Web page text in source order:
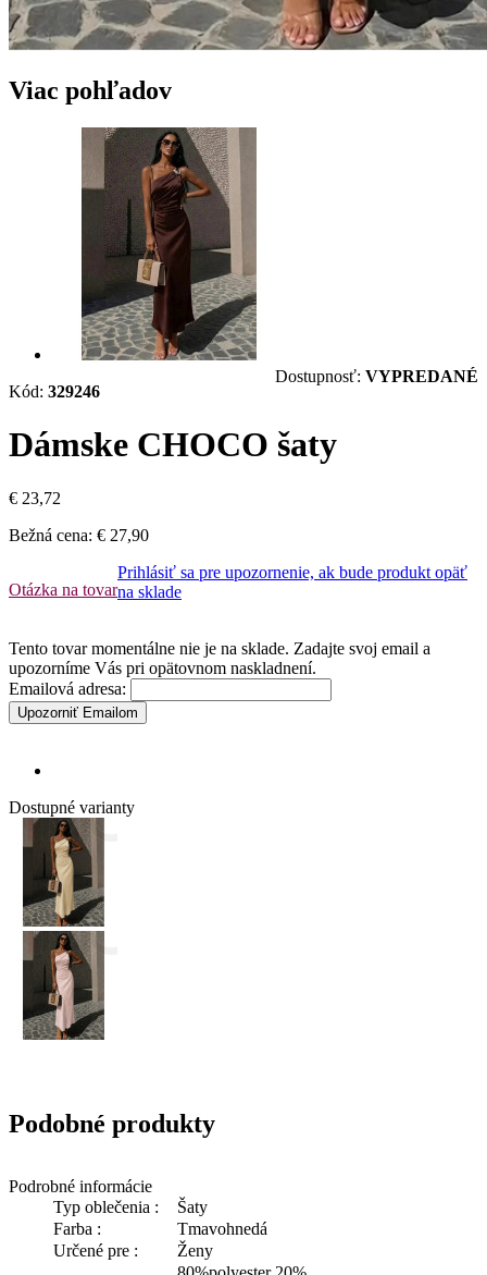
Viac pohľadov
Kód: 329246
Dostupnosť: VYPREDANÉ
Dámske CHOCO šaty
€ 23,72
Bežná cena: € 27,90
Otázka na tovar
Prihlásiť sa pre upozornenie, ak bude produkt opäť
na sklade
Tento tovar momentálne nie je na sklade. Zadajte svoj email a
upozorníme Vás pri opätovnom naskladnení.
Emailová adresa:
Upozorniť Emailom
Dostupné varianty
Podrobné informácie
Typ oblečenia :
Šaty
Farba :
Tmavohnedá
Určené pre :
Ženy
Podobné produkty